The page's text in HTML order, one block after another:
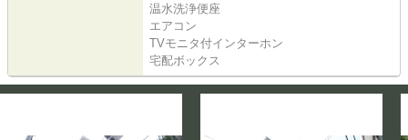
温水洗浄便座
エアコン
TVモニタ付インターホン
宅配ボックス